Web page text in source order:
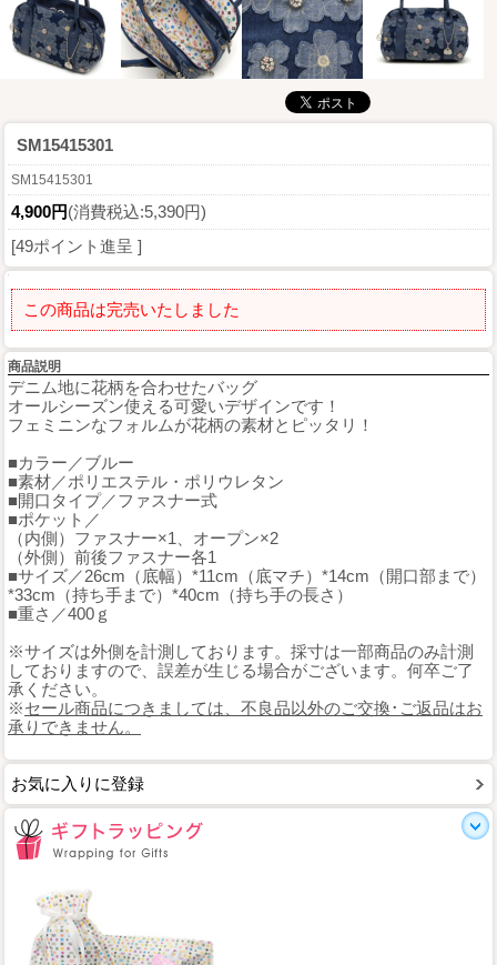
SM15415301
SM15415301
4,900円(消費税込:5,390円)
[49ポイント進呈 ]
この商品は完売いたしました
商品説明
デニム地に花柄を合わせたバッグ
オールシーズン使える可愛いデザインです！
フェミニンなフォルムが花柄の素材とピッタリ！
■カラー／ブルー
■素材／ポリエステル・ポリウレタン
■開口タイプ／ファスナー式
■ポケット／
（内側）ファスナー×1、オープン×2
（外側）前後ファスナー各1
■サイズ／26cm（底幅）*11cm（底マチ）*14cm（開口部まで）
*33cm（持ち手まで）*40cm（持ち手の長さ）
■重さ／400ｇ
※サイズは外側を計測しております。採寸は一部商品のみ計測
しておりますので、誤差が生じる場合がございます。何卒ご了
承ください。
※セール商品につきましては、不良品以外のご交換･ご返品はお
承りできません。
お気に入りに登録